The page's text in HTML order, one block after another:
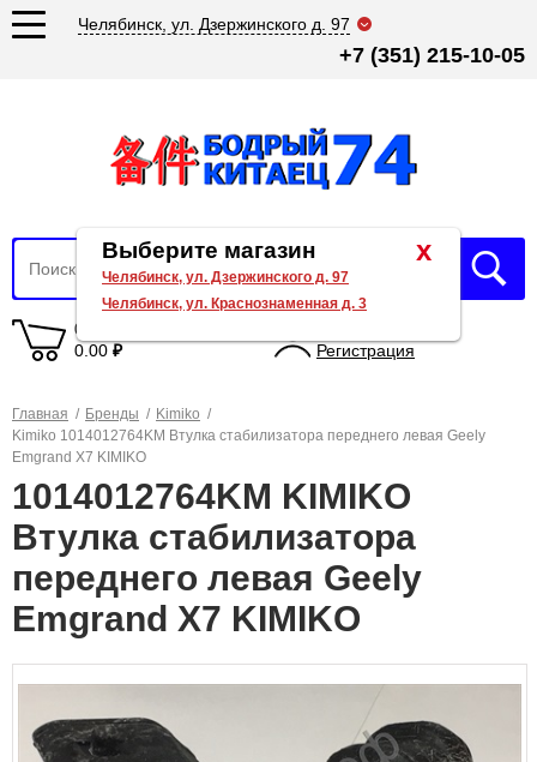
Челябинск, ул. Дзержинского д. 97
+7 (351) 215-10-05
0 товаров
0.00 ₽
Регистрация
Главная / Бренды / Kimiko /
Kimiko 1014012764KM Втулка стабилизатора переднего левая Geely
Emgrand X7 KIMIKO
1014012764KM KIMIKO
Втулка стабилизатора
переднего левая Geely
Emgrand X7 KIMIKO
x
Выберите магазин
Челябинск, ул. Дзержинского д. 97
Челябинск, ул. Краснознаменная д. 3